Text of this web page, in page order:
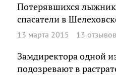
Потерявшихся
спасатели в
13 марта 2015 13 отзывов
Замдиректора одной
подозревают в